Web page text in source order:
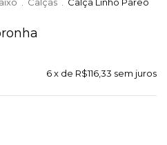
6x de R$116,33 sem juros